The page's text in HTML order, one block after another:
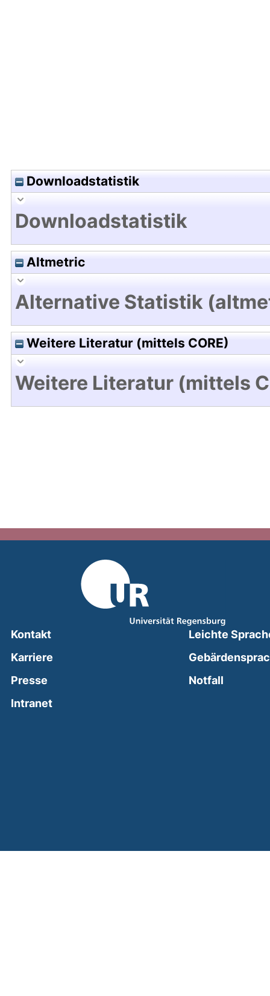
Downloadstatistik
Downloadstatistik
Altmetric
Alternative Statistik
Weitere Literatur (mittels CORE)
Weitere Literatur (mittels
Kontakt
Karriere
Presse
Intranet(external link, opens in a new window)
Leichte
Notfall